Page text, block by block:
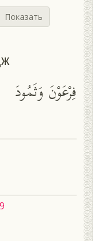
Показать
فِرْعَوْنَ وَثَمُودَ